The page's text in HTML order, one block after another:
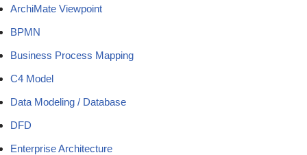
ArchiMate Viewpoint
BPMN
Business Process Mapping
C4 Model
Data Modeling / Database
DFD
Enterprise Architecture